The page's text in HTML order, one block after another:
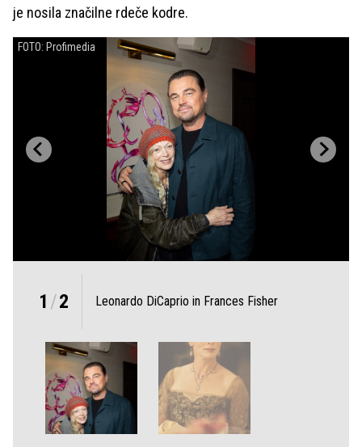
je nosila značilne rdeče kodre.
FOTO: Profimedia
1 /2 Leonardo DiCaprio in Frances Fisher